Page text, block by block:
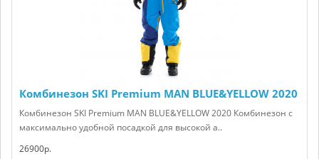
Комбинезон SKI Premium MAN BLUE&YELLOW 2020
Комбинезон SKI Premium MAN BLUE&YELLOW 2020 Комбинезон с
максимально удобной посадкой для высокой а..
26900р.